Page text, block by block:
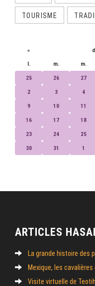
TOURISME
«
l. m. m.
25 26 27
2 3 4
9 10 11
16 17 18
23 24 25
30 31 1
ARTICLES
La grande histoire des
Mexique, les cavalières
Visite virtuelle de